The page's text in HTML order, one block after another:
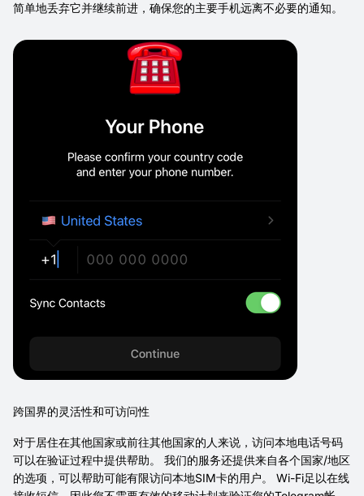
简单地丢弃它并继续前进，确保您的主要手机远离不必要的通知。
跨国界的灵活性和可访问性
对于居住在其他国家或前往其他国家的人来说，访问本地电话号码
可以在验证过程中提供帮助。 我们的服务还提供来自各个国家/地区
的选项，可以帮助可能有限访问本地SIM卡的用户。 Wi-Fi足以在线